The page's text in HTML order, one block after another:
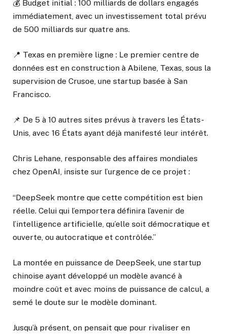
💰 Budget initial : 100 milliards de dollars engagés
immédiatement, avec un investissement total prévu
de 500 milliards sur quatre ans.
📍 Texas en première ligne : Le premier centre de
données est en construction à Abilene, Texas, sous la
supervision de Crusoe, une startup basée à San
Francisco.
📌 De 5 à 10 autres sites prévus à travers les États-
Unis, avec 16 États ayant déjà manifesté leur intérêt.
Chris Lehane, responsable des affaires mondiales
chez OpenAI, insiste sur l’urgence de ce projet :
“DeepSeek montre que cette compétition est bien
réelle. Celui qui l’emportera définira l’avenir de
l’intelligence artificielle, qu’elle soit démocratique et
ouverte, ou autocratique et contrôlée.”
La montée en puissance de DeepSeek, une startup
chinoise ayant développé un modèle avancé à
moindre coût et avec moins de puissance de calcul, a
semé le doute sur le modèle dominant.
Jusqu’à présent, on pensait que pour rivaliser en